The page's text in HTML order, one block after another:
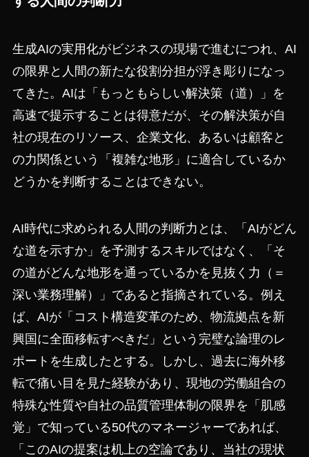
生成AIの実用化がビジネスの現場で進むにつれ、AI
の限界と人間の新たな役割分担が浮き彫りになっ
てきた。AIは「もっともらしい解決策（道）」を
高速で提示することは得意だが、その解決策が自
社の現在のリソース、企業文化、あるいは顧客と
の力関係という「複雑な地形」に適合しているか
どうかを判断することはできない。
AI時代に求められる人間の判断力とは、「AIがどん
な道を示すか」を予測するスキルではなく、「そ
の道がどんな地形を通っているかを見抜く力（＝
深い業務理解）」であると指摘されている。例え
ば、AIが「コスト構造変革のため、物流拠点を新
興国に全面移転すべきだ」という完璧な論理のレ
ポートを生成したとする。しかし、過去に海外移
転で痛い目を見た経験があり、現地の労働組合の
特殊な性質や自社の品質管理体制の限界を「肌感
覚」で知っている50代のマネージャーであれば、
「このAIの提案は机上の空論であり、当社の現状